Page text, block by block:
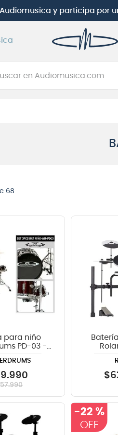
con Santander | Hasta
en Audiomusica.com
68
para niño
PD-03 -
.990
.990
$
-22 %